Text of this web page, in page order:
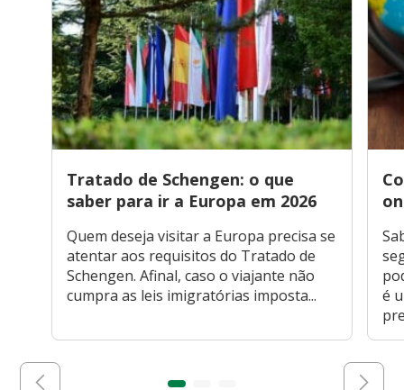
Tratado de Schengen: o que
saber para ir a Europa em 2026
Quem deseja visitar a Europa precisa se
atentar aos requisitos do Tratado de
Schengen. Afinal, caso o viajante não
cumpra as leis imigratórias imposta...
é